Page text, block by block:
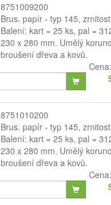
8751009200
Brus. papír - typ 145,
Balení: kart = 25 ks, pal =
230 x 280 mm. Umělý
broušení dřeva a kovů.
Cena:
8751010200
Brus. papír - typ 145,
Balení: kart = 25 ks, pal =
230 x 280 mm. Umělý
broušení dřeva a kovů.
Cena: